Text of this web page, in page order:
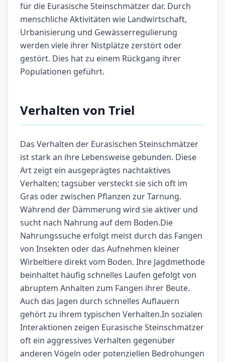
für die Eurasische Steinschmätzer dar. Durch
menschliche Aktivitäten wie Landwirtschaft,
Urbanisierung und Gewässerregulierung
werden viele ihrer Nistplätze zerstört oder
gestört. Dies hat zu einem Rückgang ihrer
Populationen geführt.
Verhalten von Triel
Das Verhalten der Eurasischen Steinschmätzer
ist stark an ihre Lebensweise gebunden. Diese
Art zeigt ein ausgeprägtes nachtaktives
Verhalten; tagsüber versteckt sie sich oft im
Gras oder zwischen Pflanzen zur Tarnung.
Während der Dämmerung wird sie aktiver und
sucht nach Nahrung auf dem Boden.Die
Nahrungssuche erfolgt meist durch das Fangen
von Insekten oder das Aufnehmen kleiner
Wirbeltiere direkt vom Boden. Ihre Jagdmethode
beinhaltet häufig schnelles Laufen gefolgt von
abruptem Anhalten zum Fangen ihrer Beute.
Auch das Jagen durch schnelles Auflauern
gehört zu ihrem typischen Verhalten.In sozialen
Interaktionen zeigen Eurasische Steinschmätzer
oft ein aggressives Verhalten gegenüber
anderen Vögeln oder potenziellen Bedrohungen